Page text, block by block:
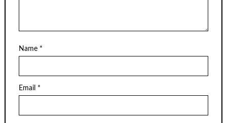
Name *
Email *